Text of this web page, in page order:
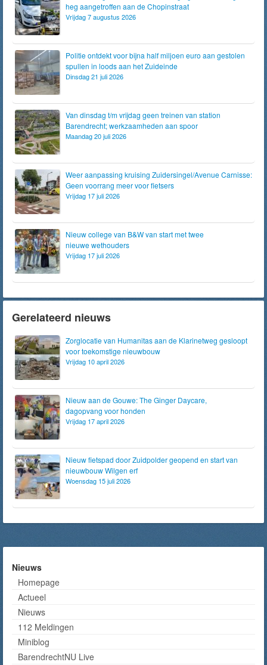
heg aangetroffen aan de Chopinstraat
Vrijdag 7 augustus 2026
Politie ontdekt voor bijna half miljoen euro aan gestolen
spullen in loods aan het Zuideinde
Dinsdag 21 juli 2026
Van dinsdag t/m vrijdag geen treinen van station
Barendrecht; werkzaamheden aan spoor
Maandag 20 juli 2026
Weer aanpassing kruising Zuidersingel/Avenue Carnisse:
Geen voorrang meer voor fietsers
Vrijdag 17 juli 2026
Nieuw college van B&W van start met twee
nieuwe wethouders
Vrijdag 17 juli 2026
Gerelateerd nieuws
Zorglocatie van Humanitas aan de Klarinetweg gesloopt
voor toekomstige nieuwbouw
Vrijdag 10 april 2026
Nieuw aan de Gouwe: The Ginger Daycare,
dagopvang voor honden
Vrijdag 17 april 2026
Nieuw fietspad door Zuidpolder geopend en start van
nieuwbouw Wilgen erf
Woensdag 15 juli 2026
Nieuws
Homepage
Actueel
Nieuws
112 Meldingen
Miniblog
BarendrechtNU Live